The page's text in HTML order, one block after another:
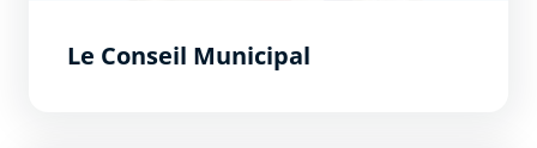
Le Conseil Municipal